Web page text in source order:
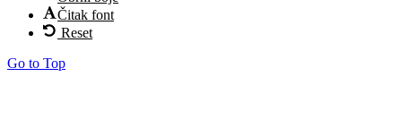
Čitak font
Reset
Go to Top